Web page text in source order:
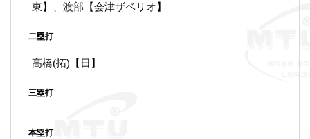
東】、渡部【会津ザベリオ】
二塁打
髙橋(拓)【日】
三塁打
本塁打